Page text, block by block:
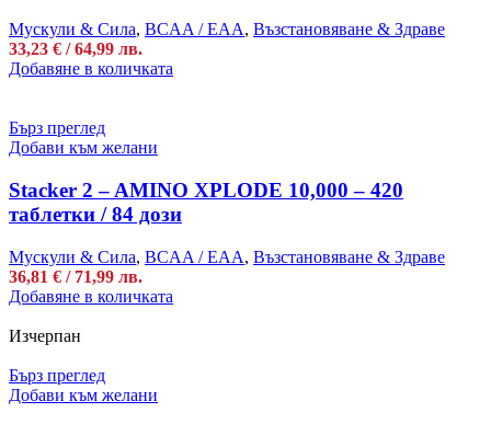
on
the
product
Мускули & Сила, BCAA / EAA, Възстановяване & Здраве
33,23 € / 64,99 лв.
Добавяне в количката
Бърз преглед
Добави към желани
Stacker 2 – AMINO XPLODE 10,000 – 420
таблетки / 84 дози
Мускули & Сила, BCAA / EAA, Възстановяване & Здраве
36,81 € / 71,99 лв.
Добавяне в количката
Изчерпан
Бърз преглед
Добави към желани